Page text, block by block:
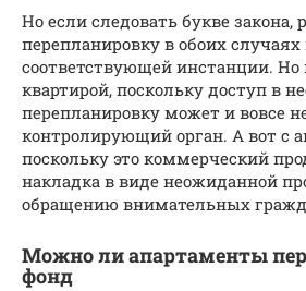
Но если следовать букве закона,
перепланировку в обоих
соответствующей инстанции. Но
квартирой, поскольку доступ в
перепланировку может и вовсе
контролирующий орган. А вот с
поскольку это коммерческий
накладка в виде неожиданной
обращению внимательных
Можно ли апартаменты
фонд